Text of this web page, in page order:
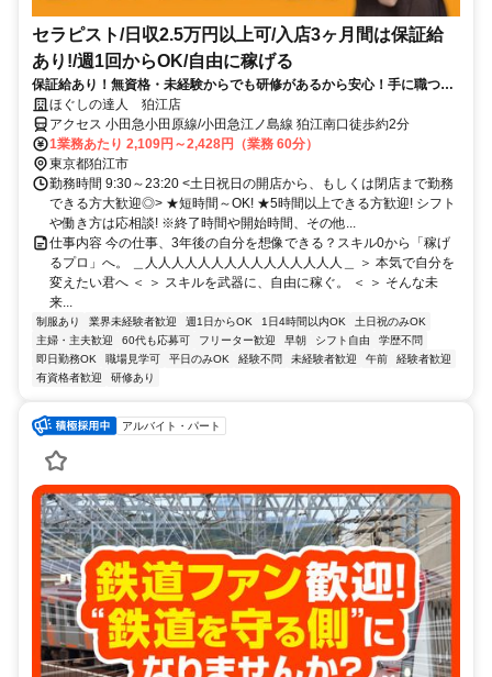
セラピスト/日収2.5万円以上可/入店3ヶ月間は保証給
あり!/週1回からOK/自由に稼げる
保証給あり！無資格・未経験からでも研修があるから安心！手に職つけ
て高収入！
ほぐしの達人 狛江店
アクセス 小田急小田原線/小田急江ノ島線 狛江南口徒歩約2分
1業務あたり 2,109円～2,428円（業務 60分）
東京都狛江市
勤務時間 9:30～23:20 <土日祝日の開店から、もしくは閉店まで勤務
できる方大歓迎◎> ★短時間～OK! ★5時間以上できる方歓迎! シフト
や働き方は応相談! ※終了時間や開始時間、その他...
仕事内容 今の仕事、3年後の自分を想像できる？スキル0から「稼げ
るプロ」へ。 ＿人人人人人人人人人人人人人人人＿ ＞ 本気で自分を
変えたい君へ ＜ ＞ スキルを武器に、自由に稼ぐ。 ＜ ＞ そんな未
来...
制服あり 業界未経験者歓迎 週1日からOK 1日4時間以内OK
土日祝のみOK
主婦・主夫歓迎
60代も応募可 フリーター歓迎 早朝 シフト自由
学歴不問
即日勤務OK
職場見学可 平日のみOK 経験不問 未経験者歓迎 午前
経験者歓迎
有資格者歓迎
研修あり
アルバイト・パート